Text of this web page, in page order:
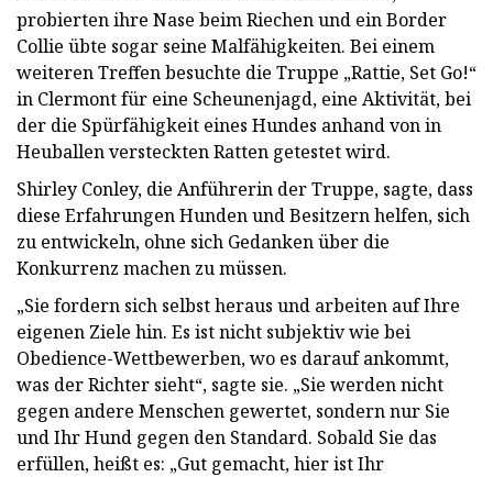
probierten ihre Nase beim Riechen und ein Border
Collie übte sogar seine Malfähigkeiten. Bei einem
weiteren Treffen besuchte die Truppe „Rattie, Set Go!“
in Clermont für eine Scheunenjagd, eine Aktivität, bei
der die Spürfähigkeit eines Hundes anhand von in
Heuballen versteckten Ratten getestet wird.
Shirley Conley, die Anführerin der Truppe, sagte, dass
diese Erfahrungen Hunden und Besitzern helfen, sich
zu entwickeln, ohne sich Gedanken über die
Konkurrenz machen zu müssen.
„Sie fordern sich selbst heraus und arbeiten auf Ihre
eigenen Ziele hin. Es ist nicht subjektiv wie bei
Obedience-Wettbewerben, wo es darauf ankommt,
was der Richter sieht“, sagte sie. „Sie werden nicht
gegen andere Menschen gewertet, sondern nur Sie
und Ihr Hund gegen den Standard. Sobald Sie das
erfüllen, heißt es: „Gut gemacht, hier ist Ihr